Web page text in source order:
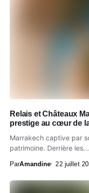
Relais et Châteaux
prestige au cœur de
Marrakech captive par
patrimoine. Derrière les...
ParAmandine 22 juillet